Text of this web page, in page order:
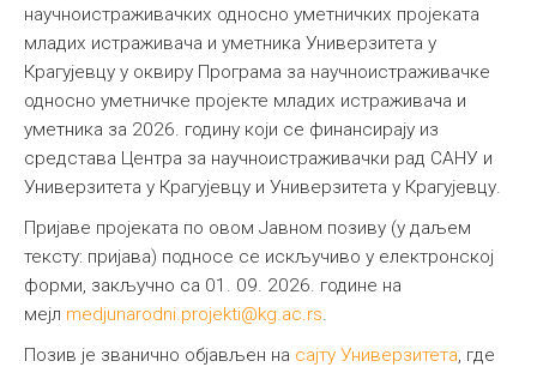
научноистраживачких односно уметничких пројеката
младих истраживача и уметника Универзитета у
Крагујевцу у оквиру Програма за научноистраживачке
односно уметничке пројекте младих истраживача и
уметника за 2026. годину који се финансирају из
средстава Центра за научноистраживачки рад САНУ и
Универзитета у Крагујевцу и Универзитета у Крагујевцу.
Пријаве пројеката по овом Јавном позиву (у даљем
тексту: пријава) подносе се искључиво у електронској
форми, закључно са 01. 09. 2026. године на
мејл medjunarodni.projekti@kg.ac.rs.
Позив је званично објављен на сајту Универзитета, где